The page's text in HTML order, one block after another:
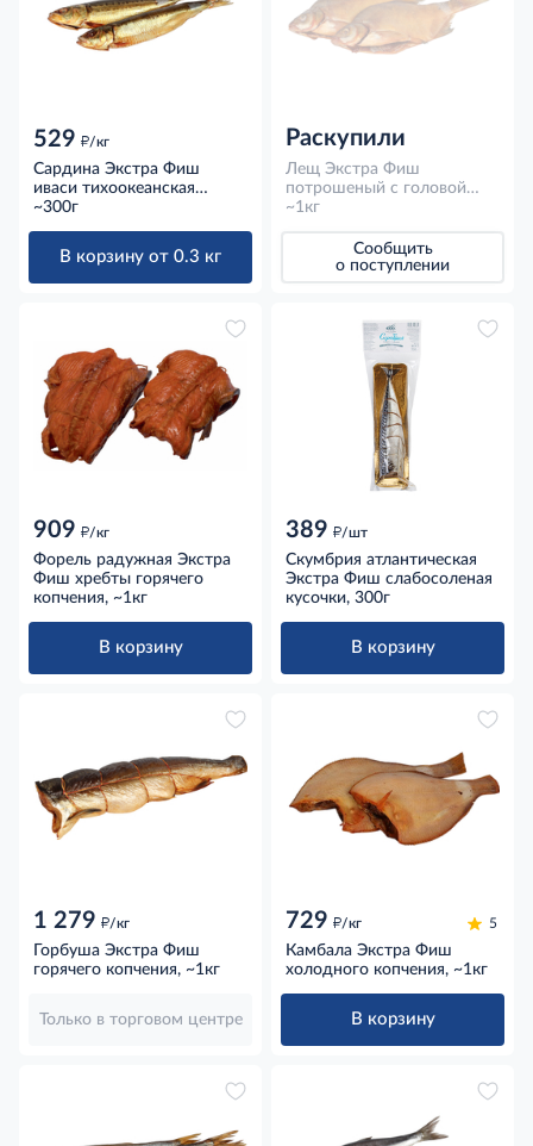
529 д/кг
Сардина Экстра Фиш
иваси тихоокеанская
холодного копчения
~300г
В корзину от 0.3 кг
Раскупили
Лещ Экстра Фиш
потрошеный с головой
холодного копчения
~1кг
Сообщить
о поступлении
909 д/кг
Форель радужная Экстра
Фиш хребты горячего
копчения, ~1кг
В корзину
389 д/шт
Скумбрия атлантическая
Экстра Фиш слабосоленая
кусочки, 300г
В корзину
1 279 д/кг
Горбуша Экстра Фиш
горячего копчения, ~1кг
Только в торговом центре
729 д/кг 5
Камбала Экстра Фиш
холодного копчения, ~1кг
В корзину